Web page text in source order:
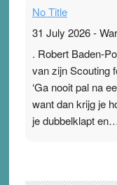
No Title
31 July 2026-
. Robert Baden-
van zijn Scouting
‘Ga nooit pal na
want dan krijg je
je dubbelklapt